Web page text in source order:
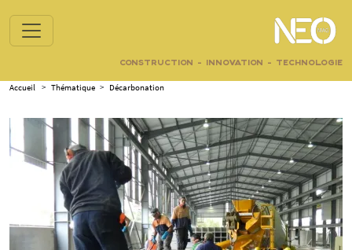
CONSTRUCTION - INNOVATION - TECHNOLOGIE
Accueil > Thématique > Décarbonation